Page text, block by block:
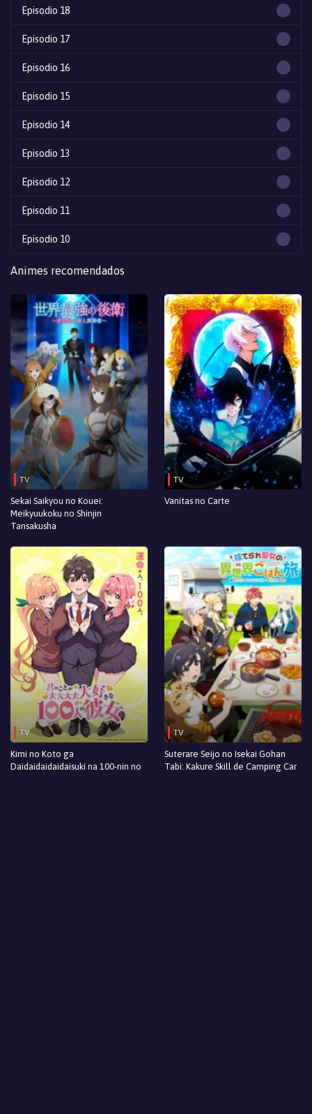
Episodio 18
Episodio 17
Episodio 16
Episodio 15
Episodio 14
Episodio 13
Episodio 12
Episodio 11
Episodio 10
Episodio 9
Episodio 8
Episodio 7
Episodio 6
Episodio 5
Episodio 4
Episodio 3
Episodio 2
Episodio 1
Animes recomendados
TV
Sekai Saikyou no Kouei:
Meikyuukoku no Shinjin
Tansakusha
TV
Vanitas no Carte
TV
Kimi no Koto ga
Daidaidaidaidaisuki na 100-nin no
TV
Suterare Seijo no Isekai Gohan
Tabi: Kakure Skill de Camping Car